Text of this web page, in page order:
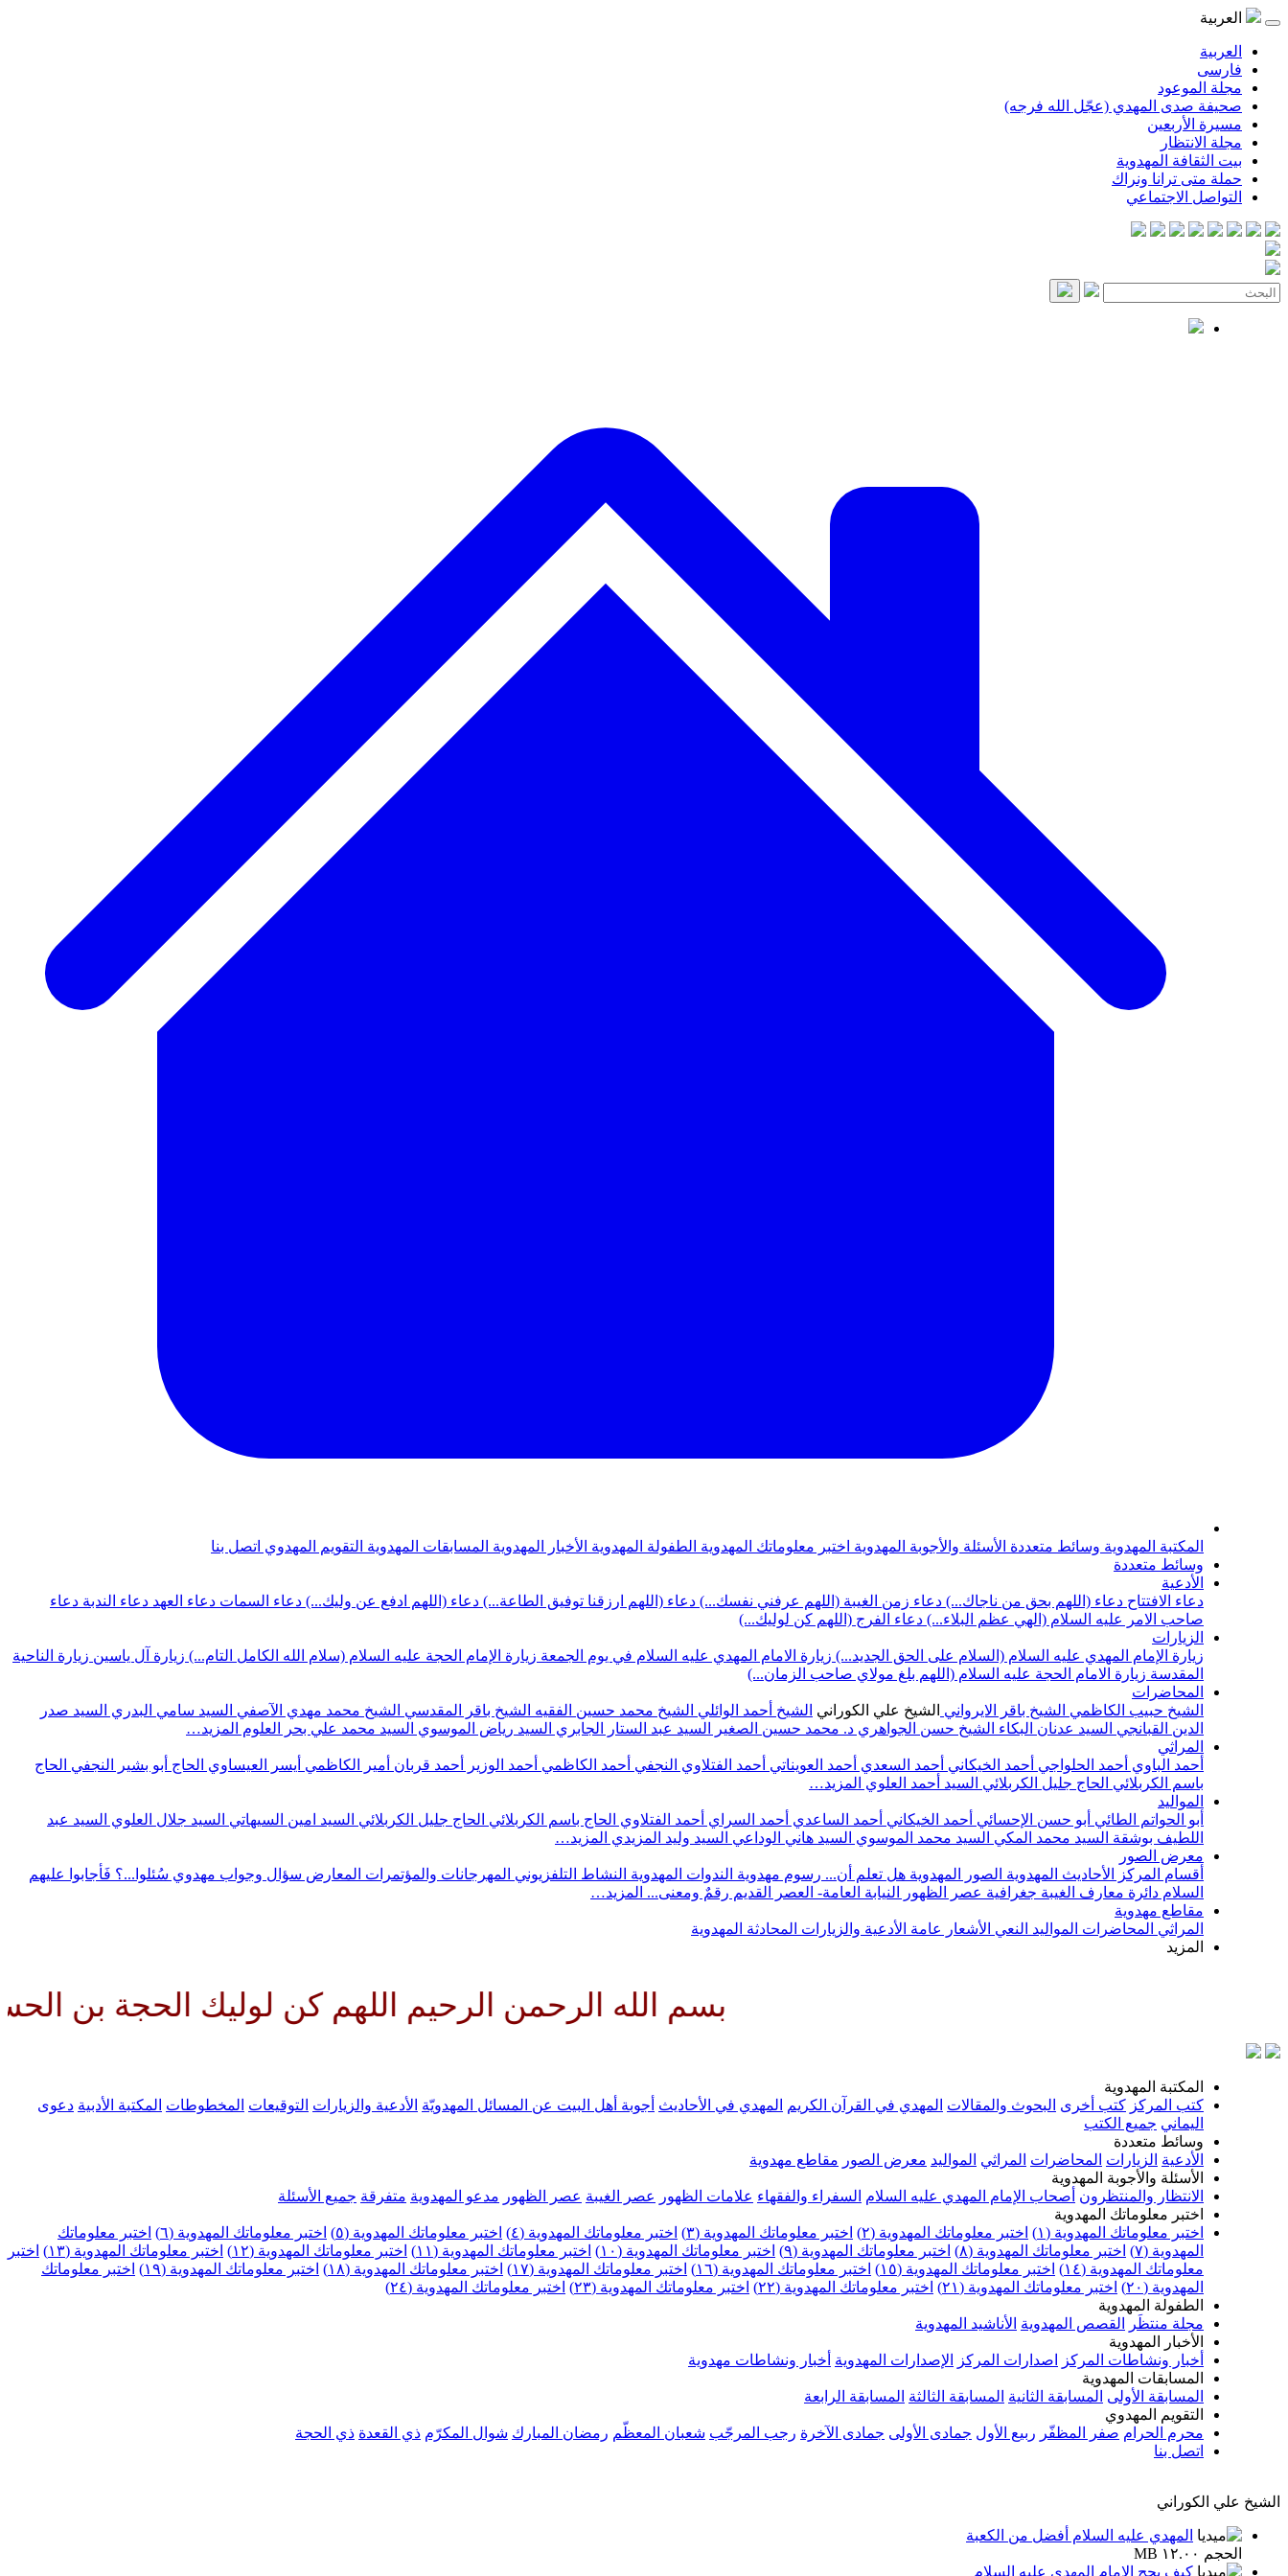
العربية
العربية
فارسی
مجلة الموعود
صحيفة صدى المهدي (عجّل الله فرجه)
مسيرة الأربعين
مجلة الانتظار
بيت الثقافة المهدوية
حملة متى ترانا ونراك
التواصل الاجتماعي
المكتبة المهدوية وسائط متعددة الأسئلة والأجوبة المهدوية اختبر معلوماتك المهدوية الطفولة المهدوية الأخبار المهدوية المسابقات المهدوية التقويم المهدوي اتصل بنا
وسائط متعددة
الأدعية
دعاء الافتتاح دعاء (اللهم بحق من ناجاك...) دعاء زمن الغيبة (اللهم عرفني نفسك...) دعاء (اللهم ارزقنا توفيق الطاعة...) دعاء (اللهم ادفع عن وليك...) دعاء السمات دعاء العهد دعاء الندبة دعاء
صاحب الامر عليه السلام (الهي عظم البلاء...) دعاء الفرج (اللهم كن لوليك...)
الزيارات
زيارة الإمام المهدي عليه السلام (السلام على الحق الجديد...) زيارة الامام المهدي عليه السلام في يوم الجمعة زيارة الإمام الحجة عليه السلام (سلام الله الكامل التام...) زيارة آل ياسين زيارة الناحية
المقدسة زيارة الامام الحجة عليه السلام (اللهم بلغ مولاي صاحب الزمان...)
المحاضرات
الشيخ حبيب الكاظمي الشيخ باقر الايرواني الشيخ علي الكوراني الشيخ أحمد الوائلي الشيخ محمد حسين الفقيه الشيخ باقر المقدسي الشيخ محمد مهدي الآصفي السيد سامي البدري السيد صدر
الدين القبانجي السيد عدنان البكاء الشيخ حسن الجواهري د. محمد حسين الصغير السيد عبد الستار الجابري السيد رياض الموسوي السيد محمد علي بحر العلوم المزيد…
المراثي
أحمد الباوي أحمد الحلواجي أحمد الخيكاني أحمد السعدي أحمد العويناتي أحمد الفتلاوي النجفي أحمد الكاظمي أحمد الوزير أحمد قربان أمير الكاظمي أيسر العيساوي الحاج أبو بشير النجفي الحاج
باسم الكربلائي الحاج جليل الكربلائي السيد أحمد العلوي المزيد…
المواليد
أبو الحواتم الطائي أبو حسن الإحسائي أحمد الخيكاني أحمد الساعدي أحمد السراي أحمد الفتلاوي الحاج باسم الكربلائي الحاج جليل الكربلائي السيد امين السيهاتي السيد جلال العلوي السيد عبد
اللطيف بوشقة السيد محمد المكي السيد محمد الموسوي السيد هاني الوداعي السيد وليد المزيدي المزيد…
معرض الصور
أقسام المركز
الأحاديث المهدوية الصور المهدوية هل تعلم أن... رسوم مهدوية الندوات المهدوية النشاط التلفزيوني المهرجانات والمؤتمرات المعارض سؤال وجواب مهدوي سُئلوا...؟ فَأجابوا عليهم
السلام دائرة معارف الغيبة جغرافية عصر الظهور النيابة العامة- العصر القديم رقمٌ ومعنى... المزيد…
مقاطع مهدوية
المراثي المحاضرات المواليد النعي الأشعار عامة الأدعية والزيارات المحادثة المهدوية
المزيد
بسم الله الرحمن الرحيم اللهم كن لوليك الحجة بن الحسن
المكتبة المهدوية
كتب المركز كتب أخرى البحوث والمقالات المهدي في القرآن الكريم المهدي في الأحاديث أجوبة أهل البيت عن المسائل المهدويّة الأدعية والزيارات التوقيعات المخطوطات المكتبة الأدبية دعوى
اليماني جميع الكتب
وسائط متعددة
الأدعية الزيارات المحاضرات المراثي المواليد معرض الصور مقاطع مهدوية
الأسئلة والأجوبة المهدوية
الانتظار والمنتظرون أصحاب الإمام المهدي عليه السلام السفراء والفقهاء علامات الظهور عصر الغيبة عصر الظهور مدعو المهدوية متفرقة جميع الأسئلة
اختبر معلوماتك المهدوية
اختبر معلوماتك المهدوية (١)
اختبر معلوماتك المهدوية (٢) اختبر معلوماتك المهدوية (٣) اختبر معلوماتك المهدوية (٤) اختبر معلوماتك المهدوية (٥) اختبر معلوماتك المهدوية (٦)
اختبر معلوماتك
المهدوية (٧)
اختبر معلوماتك المهدوية (٨) اختبر معلوماتك المهدوية (٩) اختبر معلوماتك المهدوية (١٠) اختبر معلوماتك المهدوية (١١) اختبر معلوماتك المهدوية (١٢) اختبر معلوماتك المهدوية (١٣)
اختبر
معلوماتك المهدوية (١٤)
اختبر معلوماتك المهدوية (١٥) اختبر معلوماتك المهدوية (١٦) اختبر معلوماتك المهدوية (١٧) اختبر معلوماتك المهدوية (١٨) اختبر معلوماتك المهدوية (١٩)
اختبر معلوماتك
المهدوية (٢٠)
اختبر معلوماتك المهدوية (٢١) اختبر معلوماتك المهدوية (٢٢) اختبر معلوماتك المهدوية (٢٣)
اختبر معلوماتك المهدوية (٢٤)
الطفولة المهدوية
مجلة منتظَر
القصص المهدوية الأناشيد المهدوية
الأخبار المهدوية
أخبار ونشاطات المركز
اصدارات المركز الإصدارات المهدوية أخبار ونشاطات مهدوية
المسابقات المهدوية
المسابقة الأولى المسابقة الثانية المسابقة الثالثة المسابقة الرابعة
التقويم المهدوي
محرم الحرام صفر المظفّر ربيع الأول جمادى الأولى جمادى الآخرة رجب المرجّب شعبان المعظّم رمضان المبارك شوال المكرّم ذي القعدة ذي الحجة
اتصل بنا
الشيخ علي الكوراني
المهدي عليه السلام أفضل من الكعبة
الحجم ١٢.٠٠ MB
كيف يحج الإمام المهدي عليه السلام